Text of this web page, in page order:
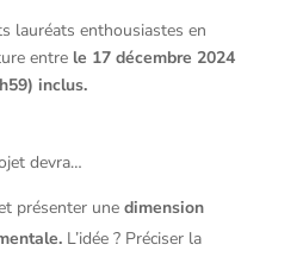
lauréats enthousiastes en
entre le 17 décembre 2024
inclus.
devra…
présenter une dimension
L’idée ? Préciser la